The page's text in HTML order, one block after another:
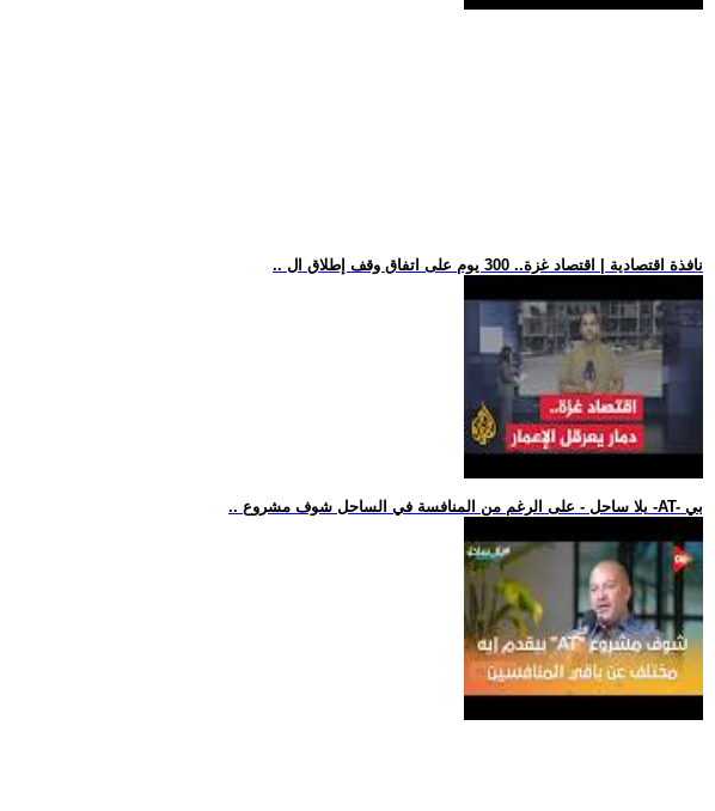
.. نافذة اقتصادية | اقتصاد غزة.. 300 يوم على اتفاق وقف إطلاق ال
.. يلا ساحل - على الرغم من المنافسة في الساحل شوف مشروع -AT- بي